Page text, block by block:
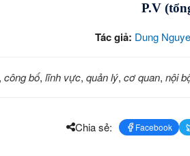
P.V
Tác giả: Dung
, công bố, lĩnh vực, quản lý, cơ quan, nội
Chia sẻ: Facebook